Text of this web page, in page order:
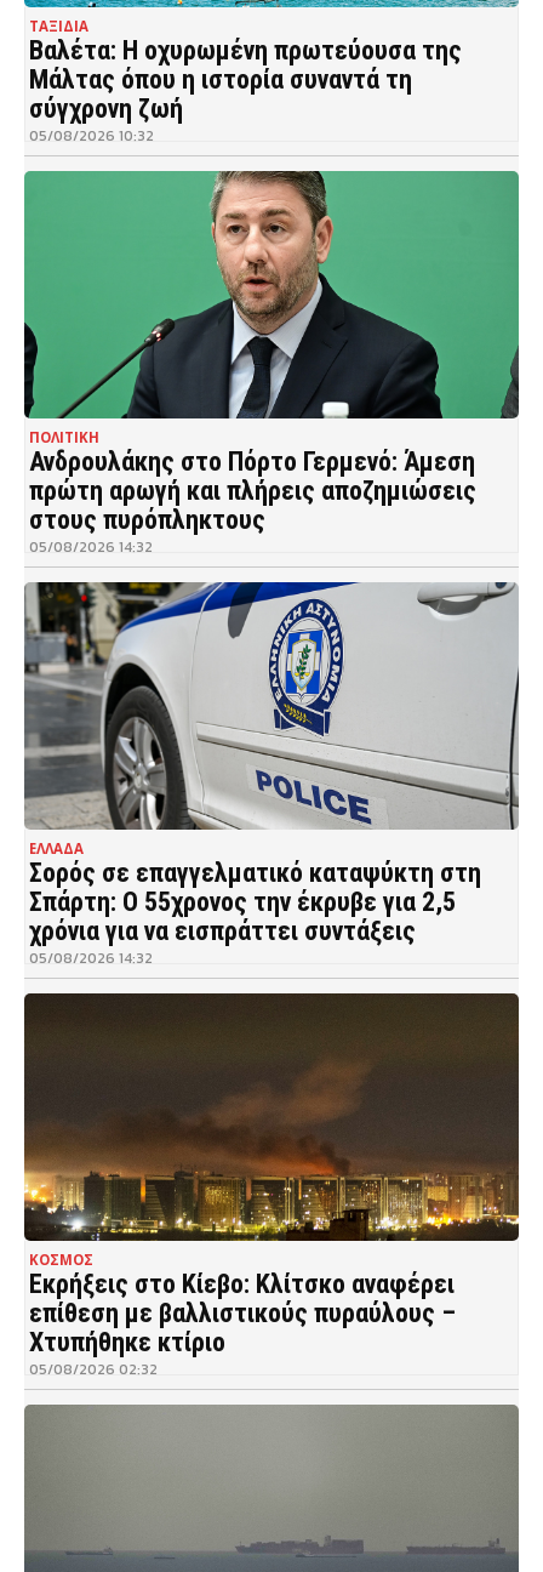
ΤΑΞΙΔΙΑ
Βαλέτα: Η οχυρωμένη πρωτεύουσα της
Μάλτας όπου η ιστορία συναντά τη
σύγχρονη ζωή
05/08/2026 10:32
ΠΟΛΙΤΙΚΗ
Ανδρουλάκης στο Πόρτο Γερμενό: Άμεση
πρώτη αρωγή και πλήρεις αποζημιώσεις
στους πυρόπληκτους
05/08/2026 14:32
ΕΛΛΑΔΑ
Σορός σε επαγγελματικό καταψύκτη στη
Σπάρτη: Ο 55χρονος την έκρυβε για 2,5
χρόνια για να εισπράττει συντάξεις
05/08/2026 14:32
ΚΟΣΜΟΣ
Εκρήξεις στο Κίεβο: Κλίτσκο αναφέρει
επίθεση με βαλλιστικούς πυραύλους –
Χτυπήθηκε κτίριο
05/08/2026 02:32